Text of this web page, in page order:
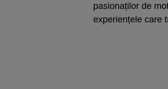
pasionaților de
experiențele care